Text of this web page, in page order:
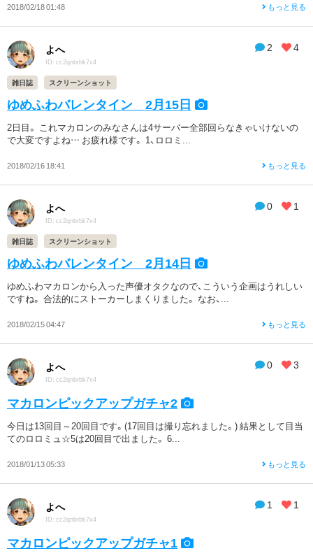
2018/02/18 01:48 もっと見る
2 4
よへ
ID: cc2qnbrbk7x4
雑日誌 スクリーンショット
ゆめふわバレンタイン 2月15日
2日目。 これマカロンのみなさんは4サーバー全部回らなきゃいけないの
で大変ですよね… お疲れ様です。 1、ロロミ...
2018/02/16 18:41 もっと見る
0 1
よへ
ID: cc2qnbrbk7x4
雑日誌 スクリーンショット
ゆめふわバレンタイン 2月14日
ゆめふわマカロンから入った声優オタクなので、こういう企画はうれしい
ですね。 合法的にストーカーしまくりました。 なお、...
2018/02/15 04:47 もっと見る
0 3
よへ
ID: cc2qnbrbk7x4
マカロンピックアップガチャ2
今日は13回目～20回目です。(17回目は撮り忘れました。) 結果として目当
てのロロミュ☆5は20回目で出ました。 6...
2018/01/13 05:33 もっと見る
1 1
よへ
ID: cc2qnbrbk7x4
マカロンピックアップガチャ1